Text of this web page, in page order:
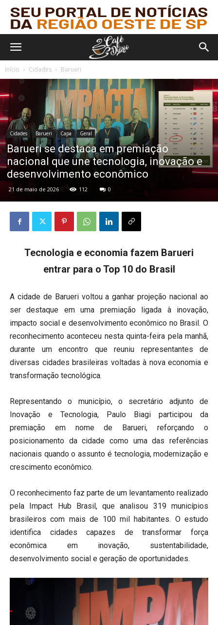
Início Cidades Barueri
Cidades Barueri Capa Geral
Barueri se destaca em premiação
nacional que une tecnologia, inovação e
desenvolvimento econômico
21 de maio de 2026 112 0
Tecnologia e economia fazem Barueri
entrar para o Top 10 do Brasil
A cidade de Barueri voltou a ganhar projeção nacional ao
ser destaque em uma premiação ligada à inovação,
impacto social e desenvolvimento econômico no Brasil. O
reconhecimento aconteceu nesta quinta-feira pela manhã,
durante um encontro que reuniu representantes de
diversas cidades brasileiras voltadas à nova economia e
transformação tecnológica.
Representando o município, o secretário adjunto de
Inovação e Tecnologia, Paulo Biagi participou da
premiação em nome de Barueri, reforçando o
posicionamento da cidade como uma das referências
nacionais quando o assunto é tecnologia, modernização e
crescimento econômico.
O reconhecimento faz parte de um levantamento realizado
pela Impact Hub Brasil, que analisou 319 municípios
brasileiros com mais de 100 mil habitantes. O estudo
identifica cidades capazes de transformar força
econômica em inovação, sustentabilidade,
desenvolvimento social e geração de oportunidades.